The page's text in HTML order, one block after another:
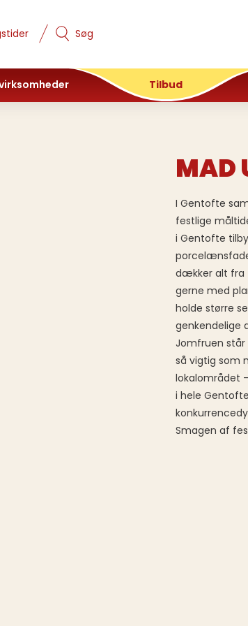
Søg
Tilbud
MAD
I Gentofte
festlige
i Gentofte
dækker alt fra
gerne med
holde større
genkendelige
Jomfruen står
så vigtig som
lokalområdet
i hele
Smagen af